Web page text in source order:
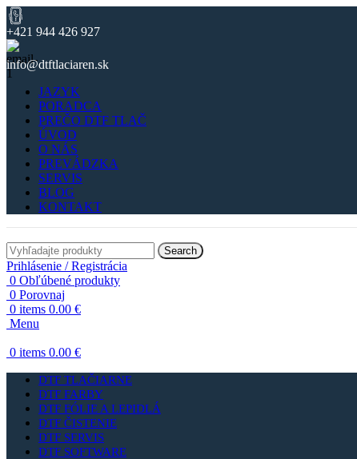
+421 944 426 927
info@dtftlaciaren.sk
JAZYK
PORADCA
PREČO DTF TLAČ
ÚVOD
O NÁS
PREVÁDZKA
SERVIS
BLOG
KONTAKT
Search
Prihlásenie / Registrácia
0 Obľúbené produkty
0 Porovnaj
0 items 0.00 €
Menu
0 items 0.00 €
DTF TLAČIARNE
DTF FARBY
DTF FÓLIE A LEPIDLÁ
DTF ČISTENIE
DTF SERVIS
DTF SOFTWARE